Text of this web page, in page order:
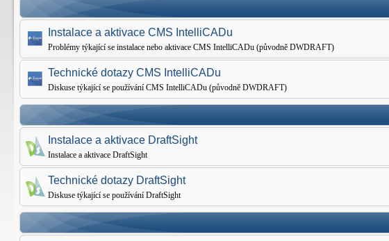
Instalace a aktivace CMS IntelliCADu
Problémy týkající se instalace nebo aktivace CMS IntelliCADu (původně DWDRAFT)
Technické dotazy CMS IntelliCADu
Diskuse týkající se používání CMS IntelliCADu (původně DWDRAFT)
Instalace a aktivace DraftSight
Instalace a aktivace DraftSight
Technické dotazy DraftSight
Diskuse týkající se používání DraftSight